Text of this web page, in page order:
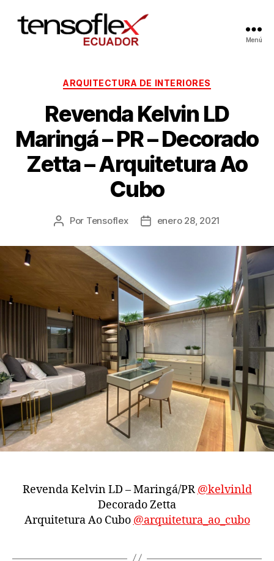
Menú
ARQUITECTURA DE INTERIORES
Revenda Kelvin LD
Maringá – PR – Decorado
Zetta – Arquitetura Ao
Cubo
Por Tensoflex enero 28, 2021
Revenda Kelvin LD – Maringá/PR @kelvinld
Decorado Zetta
Arquitetura Ao Cubo @arquitetura_ao_cubo